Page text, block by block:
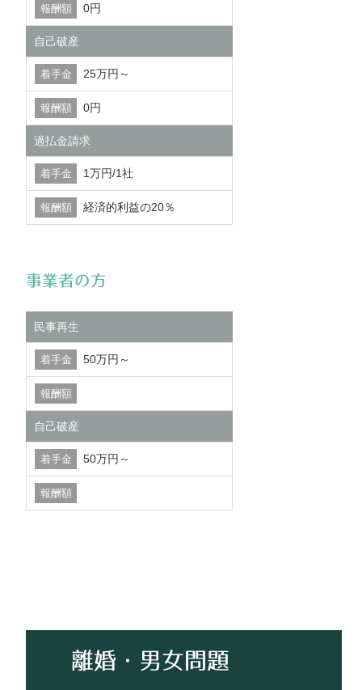
0円
自己破産
25万円～
0円
過払金請求
1万円/1社
経済的利益の20％
事業者の方
民事再生
50万円～
自己破産
50万円～
離婚・男女問題